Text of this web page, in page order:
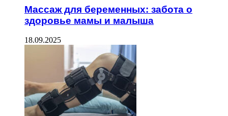
Массаж для беременных: забота о
здоровье мамы и малыша
18.09.2025